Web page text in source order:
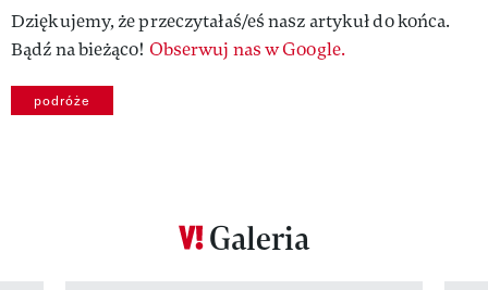
Dziękujemy, że przeczytałaś/eś nasz artykuł do końca.
Bądź na bieżąco! Obserwuj nas w Google.
podróże
Galeria